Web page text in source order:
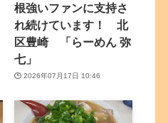
根強いファンに支持さ
れ続けています！ 北
区豊崎 「らーめん 弥
七」
2026年07月17日 10:46